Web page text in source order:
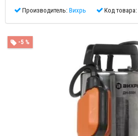
Производитель: Вихрь Код товара:
-5 %